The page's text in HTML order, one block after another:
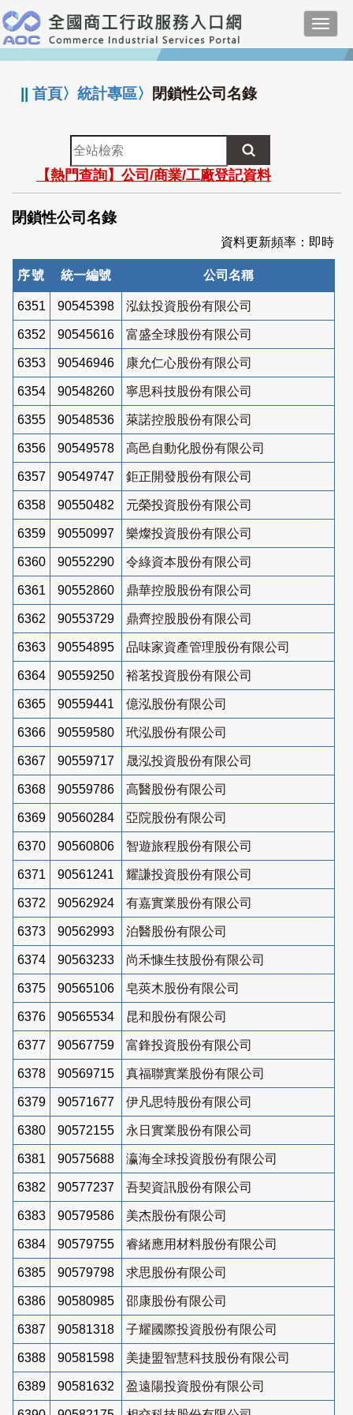
跳
到
主
要
:::
||首頁〉統計專區〉 閉鎖性公司名錄
全
站
檢
索
【熱門查詢】公司/商業/工廠登記資料
閉鎖性公司名錄
資料更新頻率：即時
序號 統一編號 公司名稱
6351 90545398 泓鈦投資股份有限公司
6352 90545616 富盛全球股份有限公司
6353 90546946 康允仁心股份有限公司
6354 90548260 寧思科技股份有限公司
6355 90548536 萊諾控股股份有限公司
6356 90549578 高邑自動化股份有限公司
6357 90549747 鉅正開發股份有限公司
6358 90550482 元榮投資股份有限公司
6359 90550997 樂燦投資股份有限公司
6360 90552290 令綠資本股份有限公司
6361 90552860 鼎華控股股份有限公司
6362 90553729 鼎齊控股股份有限公司
6363 90554895 品味家資產管理股份有限公司
6364 90559250 裕茗投資股份有限公司
6365 90559441 億泓股份有限公司
6366 90559580 玳泓股份有限公司
6367 90559717 晟泓投資股份有限公司
6368 90559786 高醫股份有限公司
6369 90560284 亞院股份有限公司
6370 90560806 智遊旅程股份有限公司
6371 90561241 耀謙投資股份有限公司
6372 90562924 有嘉實業股份有限公司
6373 90562993 泊醫股份有限公司
6374 90563233 尚禾慷生技股份有限公司
6375 90565106 皂莢木股份有限公司
6376 90565534 昆和股份有限公司
6377 90567759 富鋒投資股份有限公司
6378 90569715 真福聯實業股份有限公司
6379 90571677 伊凡思特股份有限公司
6380 90572155 永日實業股份有限公司
6381 90575688 瀛海全球投資股份有限公司
6382 90577237 吾契資訊股份有限公司
6383 90579586 美杰股份有限公司
6384 90579755 睿緒應用材料股份有限公司
6385 90579798 求思股份有限公司
6386 90580985 邵康股份有限公司
6387 90581318 子耀國際投資股份有限公司
6388 90581598 美捷盟智慧科技股份有限公司
6389 90581632 盈遠陽投資股份有限公司